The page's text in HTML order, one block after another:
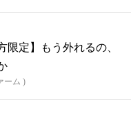
限定】もう外れるの、
ーム )